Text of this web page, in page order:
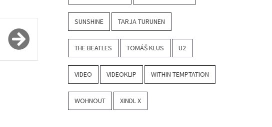
SUNSHINE TARJA TURUNEN
THE BEATLES TOMÁŠ KLUS U2
VIDEO VIDEOKLIP WITHIN TEMPTATION
WOHNOUT XINDL X